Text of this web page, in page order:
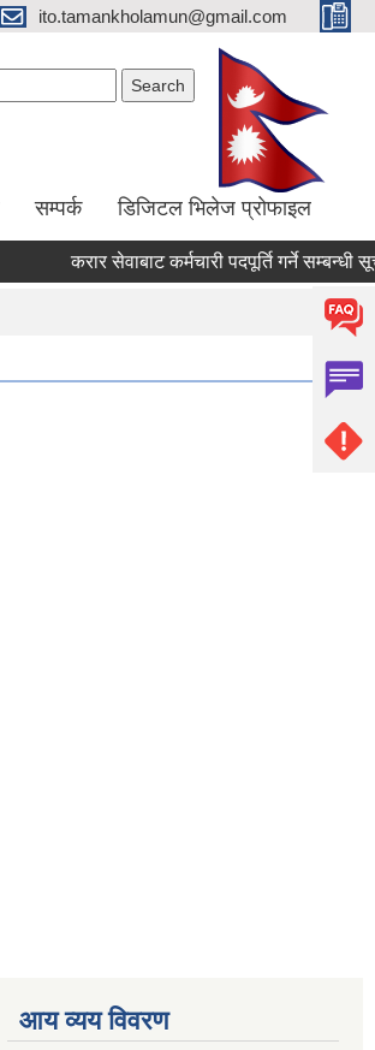
ito.tamankholamun@gmail.com
सम्पर्क डिजिटल भिलेज प्राेफाइल
करार सेवाबाट कर्मचारी पदपूर्ति गर्ने सम्बन्धी सूचना!
आय व्यय विवरण